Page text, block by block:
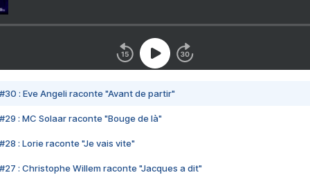
#30 : Eve Angeli raconte "Avant de partir"
#29 : MC Solaar raconte "Bouge de là"
#28 : Lorie raconte "Je vais vite"
#27 : Christophe Willem raconte "Jacques a dit"